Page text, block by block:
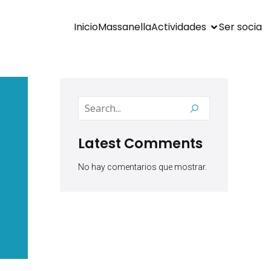
InicioMassanellaActividades Ser socia
Latest Comments
No hay comentarios que mostrar.